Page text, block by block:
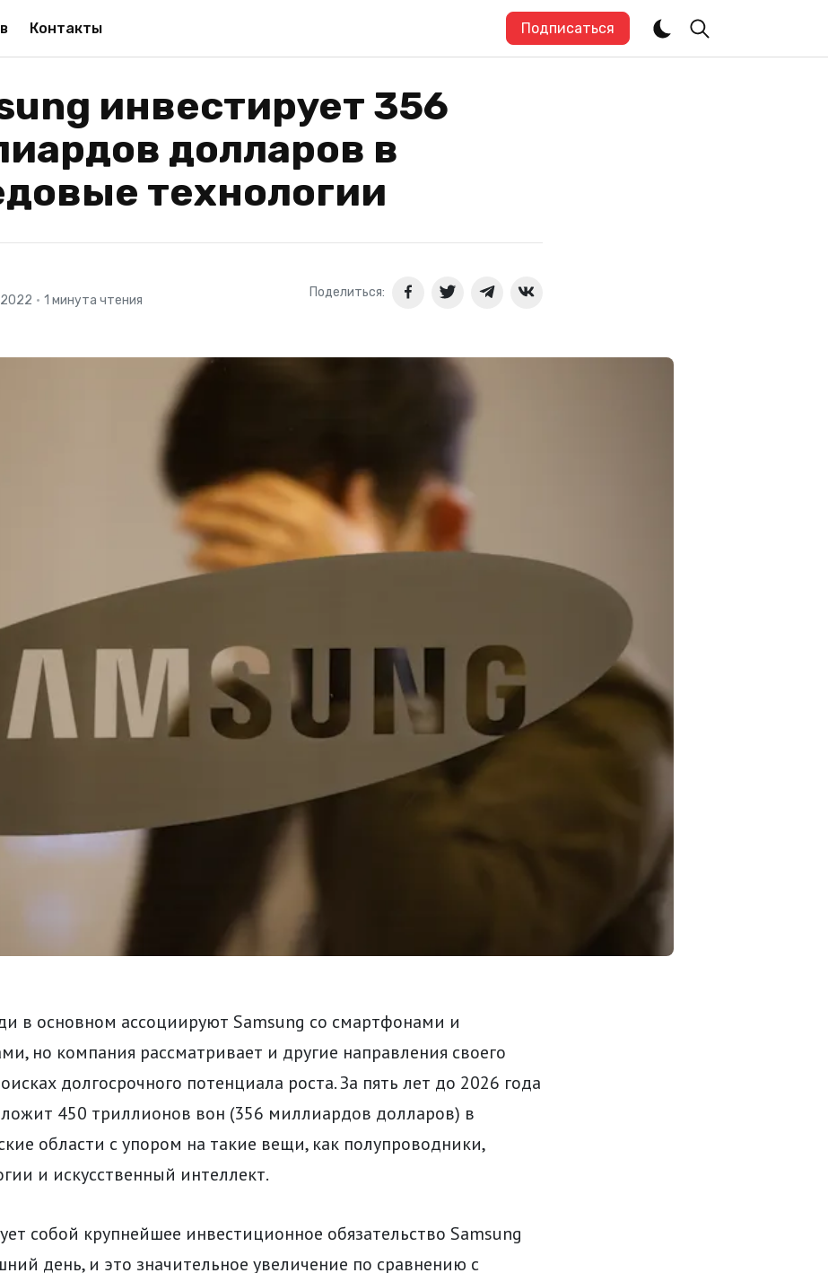
Контакты Подписаться
инвестирует 356
долларов в
технологии
• 1 минута чтения
Поделиться:
в основном ассоциируют Samsung со смартфонами и
но компания рассматривает и другие направления своего
долгосрочного потенциала роста. За пять лет до 2026 года
450 триллионов вон (356 миллиардов долларов) в
области с упором на такие вещи, как полупроводники,
и искусственный интеллект.
собой крупнейшее инвестиционное обязательство Samsung
день, и это значительное увеличение по сравнению с